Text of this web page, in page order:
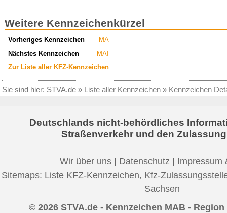
Weitere Kennzeichenkürzel
Vorheriges Kennzeichen
MA
Nächstes Kennzeichen
MAI
Zur Liste aller KFZ-Kennzeichen
Sie sind hier: STVA.de » Liste aller Kennzeichen » Kennzeichen
Deutschlands nicht-behördliches
Straßenverkehr und den
Wir über uns | Datenschutz | Impressum
Sitemaps: Liste KFZ-Kennzeichen, Kfz-
Sachsen
© 2026 STVA.de - Kennzeichen MAB -